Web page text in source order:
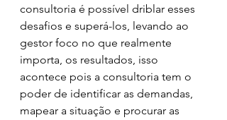
consultoria é possível driblar esses
desafios e superá-los, levando ao
gestor foco no que realmente
importa, os resultados, isso
acontece pois a consultoria tem o
poder de identificar as demandas,
mapear a situação e procurar as